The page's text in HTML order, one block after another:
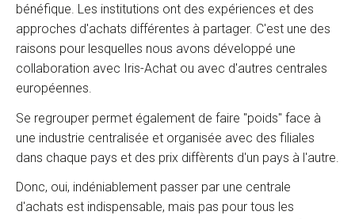
bénéfique. Les institutions ont des expériences et des
approches d'achats différentes à partager. C'est une des
raisons pour lesquelles nous avons développé une
collaboration avec Iris-Achat ou avec d'autres centrales
européennes.
Se regrouper permet également de faire "poids" face à
une industrie centralisée et organisée avec des filiales
dans chaque pays et des prix diffèrents d'un pays à l'autre.
Donc, oui, indéniablement passer par une centrale
d'achats est indispensable, mais pas pour tous les